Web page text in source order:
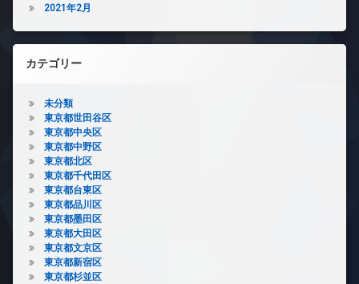
2021年2月
カテゴリー
未分類
東京都世田谷区
東京都中央区
東京都中野区
東京都北区
東京都千代田区
東京都台東区
東京都品川区
東京都墨田区
東京都大田区
東京都文京区
東京都新宿区
東京都杉並区